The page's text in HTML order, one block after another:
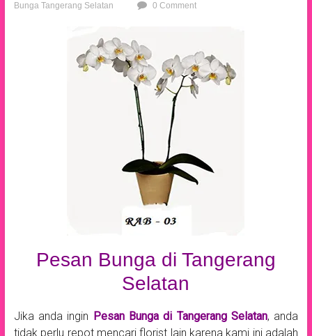
Bunga Tangerang Selatan
0 Comment
Pesan Bunga di Tangerang
Selatan
Jika anda ingin Pesan Bunga di Tangerang Selatan, anda
tidak perlu repot mencari florist lain karena kami ini adalah